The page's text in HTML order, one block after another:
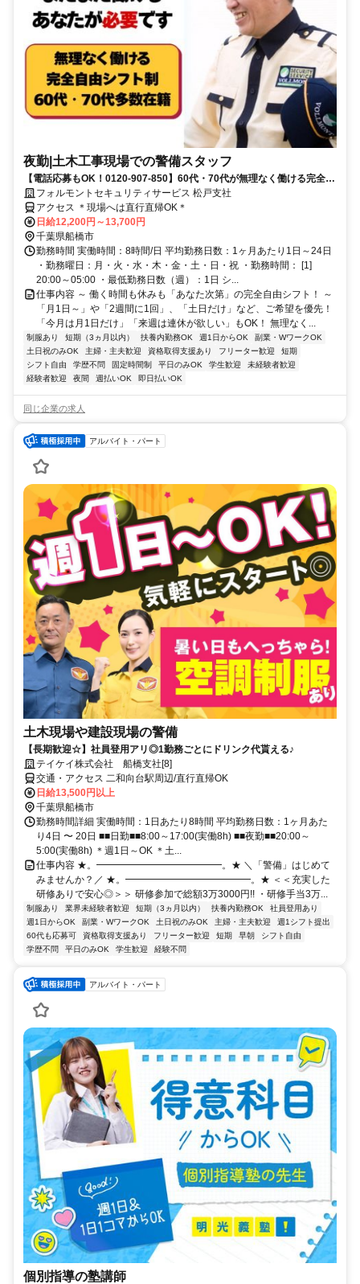
夜勤|土木工事現場での警備スタッフ
【電話応募もOK！0120-907-850】60代・70代が無理なく働ける完全自
由シフト♪日払いOK♪
フォルモントセキュリティサービス 松戸支社
アクセス ＊現場へは直行直帰OK＊
日給12,200円～13,700円
千葉県船橋市
勤務時間 実働時間：8時間/日 平均勤務日数：1ヶ月あたり1日～24日
・勤務曜日：月・火・水・木・金・土・日・祝 ・勤務時間： [1]
20:00～05:00 ・最低勤務日数（週）：1日 シ...
仕事内容 ～ 働く時間も休みも「あなた次第」の完全自由シフト！ ～
「月1日～」や「2週間に1回」、「土日だけ」など、ご希望を優先！
「今月は月1日だけ」「来週は連休が欲しい」もOK！ 無理なく...
制服あり 短期（3ヵ月以内） 扶養内勤務OK 週1日からOK
副業・WワークOK
土日祝のみOK
主婦・主夫歓迎 資格取得支援あり フリーター歓迎
短期
シフト自由
学歴不問 固定時間制 平日のみOK 学生歓迎
未経験者歓迎
経験者歓迎
夜間 週払いOK 即日払いOK
同じ企業の求人
アルバイト・パート
土木現場や建設現場の警備
【長期歓迎☆】社員登用アリ◎1勤務ごとにドリンク代貰える♪
テイケイ株式会社 船橋支社[8]
交通・アクセス 二和向台駅周辺/直行直帰OK
日給13,500円以上
千葉県船橋市
勤務時間詳細 実働時間：1日あたり8時間 平均勤務日数：1ヶ月あた
り4日 〜 20日 ■■日勤■■8:00～17:00(実働8h) ■■夜勤■■20:00～
5:00(実働8h) ＊週1日～OK ＊土...
仕事内容 ★。━━━━━━━━━━━━━。★ ＼「警備」はじめて
みませんか？／ ★。━━━━━━━━━━━━━。★ ＜＜充実した
研修ありで安心◎＞＞ 研修参加で総額3万3000円!! ・研修手当3万...
制服あり 業界未経験者歓迎 短期（3ヵ月以内） 扶養内勤務OK
社員登用あり
週1日からOK
副業・WワークOK 土日祝のみOK 主婦・主夫歓迎
週1シフト提出
60代も応募可
資格取得支援あり フリーター歓迎 短期 早朝
シフト自由
学歴不問
平日のみOK 学生歓迎 経験不問
アルバイト・パート
個別指導の塾講師